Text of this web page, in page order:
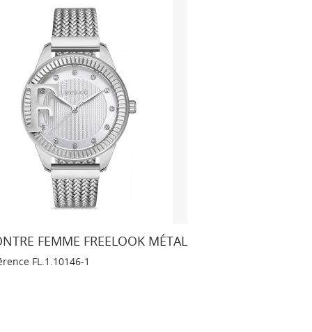
FEMME FREELOOK MÉTAL
FL.1.10146-1